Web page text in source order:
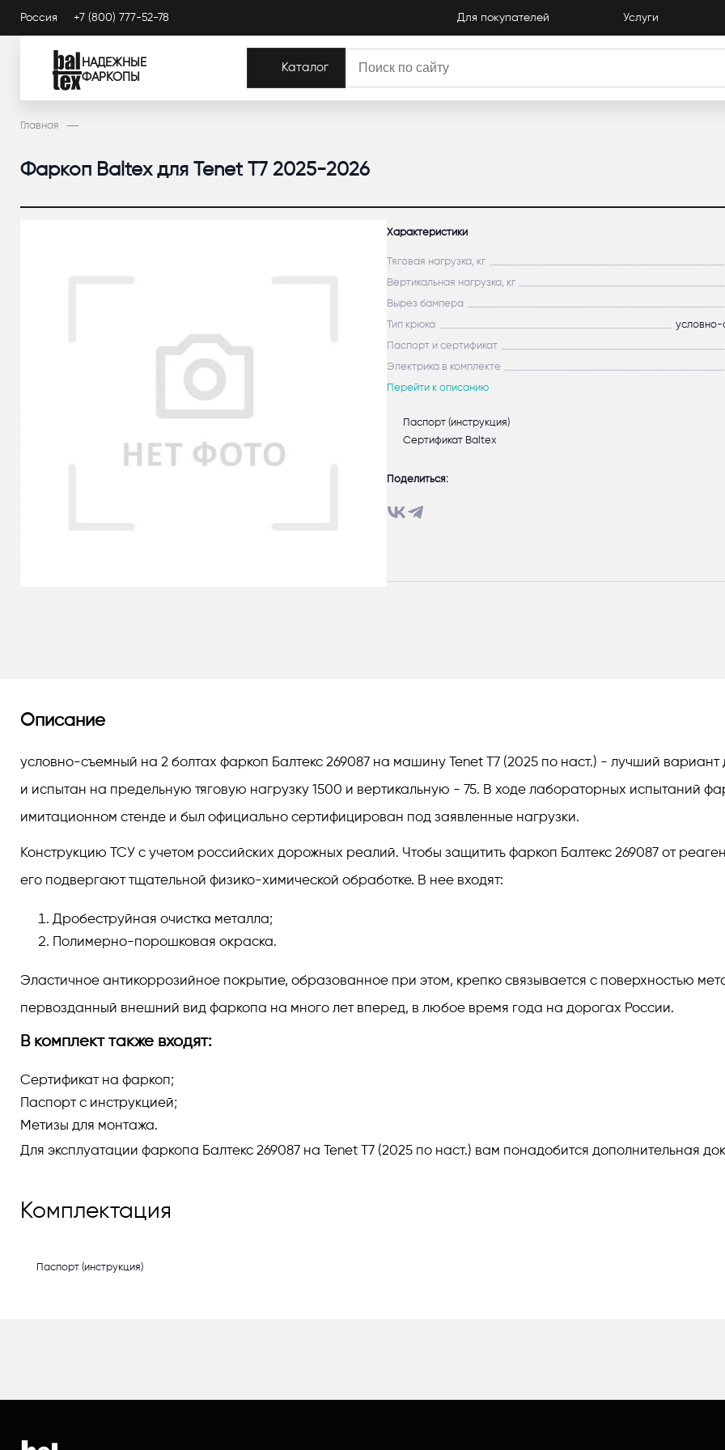
Россия +7 (800) 777-52-78 Для покупателей Услуги
НАДЕЖНЫЕ
ФАРКОПЫ
Каталог
Главная
Фаркоп Baltex для Tenet T7 2025-2026
Характеристики
Тяговая нагрузка, кг
Вертикальная нагрузка, кг
Вырез бампера
Тип крюка
условно-
Паспорт и сертификат
Электрика в комплекте
Перейти к описанию
Паспорт (инструкция)
Сертификат Baltex
Поделиться:
Описание
условно-съемный на 2 болтах фаркоп Балтекс 269087 на машину Tenet T7 (2025 по наст.) - лучший
и испытан на предельную тяговую нагрузку 1500 и вертикальную - 75. В ходе лабораторных испытаний
имитационном стенде и был официально сертифицирован под заявленные нагрузки.
Конструкцию ТСУ с учетом российских дорожных реалий. Чтобы защитить фаркоп Балтекс 269087 от
его подвергают тщательной физико-химической обработке. В нее входят:
Дробеструйная очистка металла;
Полимерно-порошковая окраска.
Эластичное антикоррозийное покрытие, образованное при этом, крепко связывается с поверхностью
первозданный внешний вид фаркопа на много лет вперед, в любое время года на дорогах России.
В комплект также входят:
Сертификат на фаркоп;
Паспорт с инструкцией;
Метизы для монтажа.
Для эксплуатации фаркопа Балтекс 269087 на Tenet T7 (2025 по наст.) вам понадобится дополнительная
Комплектация
Паспорт (инструкция)